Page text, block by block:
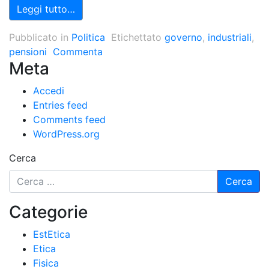
Leggi tutto…
Pubblicato in Politica Etichettato governo, industriali,
pensioni Commenta
Meta
Accedi
Entries feed
Comments feed
WordPress.org
Cerca
Categorie
EstEtica
Etica
Fisica